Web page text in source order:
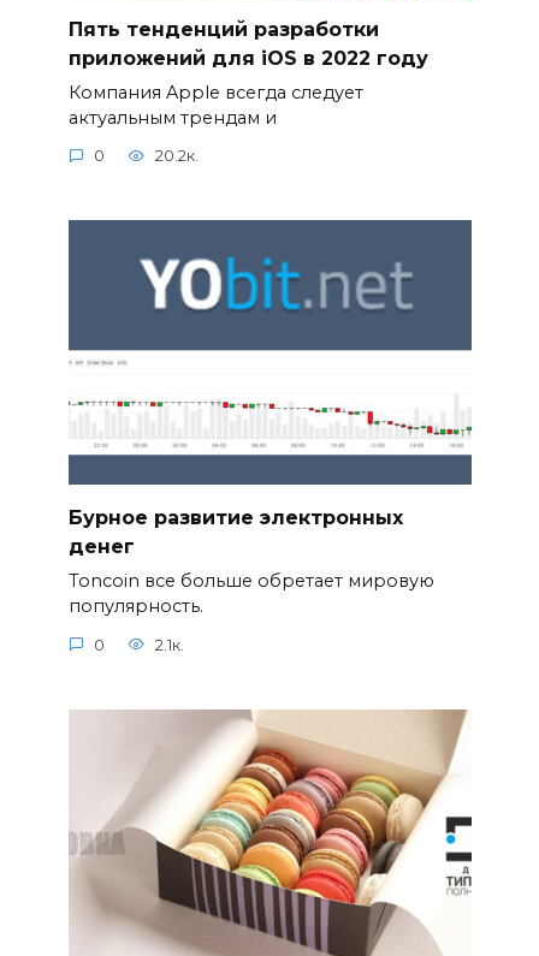
Пять тенденций разработки
приложений для iOS в 2022 году
Компания Apple всегда следует
актуальным трендам и
0 20.2к.
Бурное развитие электронных
денег
Toncoin все больше обретает мировую
популярность.
0 2.1к.